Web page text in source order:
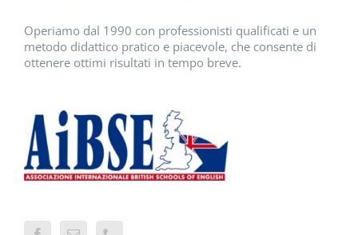
Operiamo dal 1990 con professionisti qualificati e un
metodo didattico pratico e piacevole, che consente di
ottenere ottimi risultati in tempo breve.